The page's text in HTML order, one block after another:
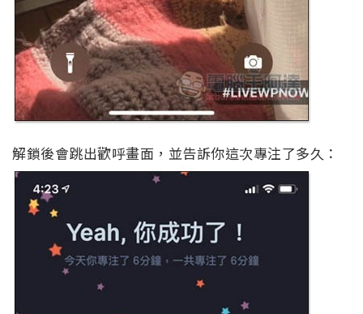
解鎖後會跳出歡呼畫面，並告訴你這次專注了多久：